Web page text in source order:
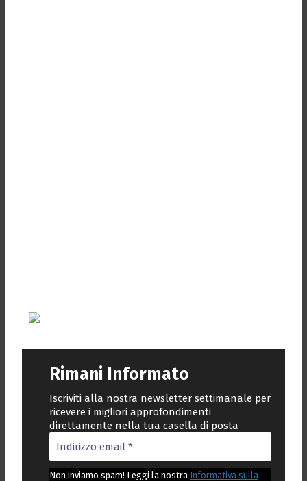
Rimani Informato
Iscriviti alla nostra newsletter settimanale per
ricevere i migliori approfondimenti
direttamente nella tua casella di posta
Non inviamo spam! Leggi la nostra Informativa sulla